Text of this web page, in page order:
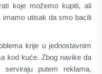
koje možemo kupiti, ali
imamo utisak da smo bacili
krije u jednostavnim
kod kuće. Zbog navike da
putem reklama,